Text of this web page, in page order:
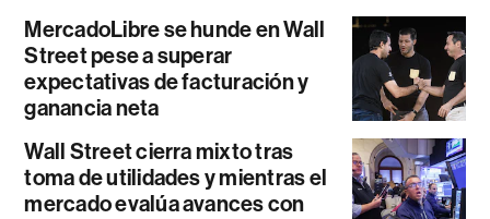
MercadoLibre se hunde en Wall
Street pese a superar
expectativas de facturación y
ganancia neta
Wall Street cierra mixto tras
toma de utilidades y mientras el
mercado evalúa avances con